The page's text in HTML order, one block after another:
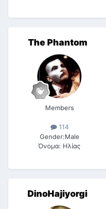
The Phantom
Members
114
Gender:Male
Όνομα: Ηλίας
DinoHajiyorgi